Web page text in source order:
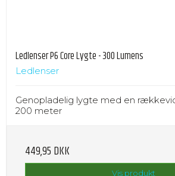
Ledlenser P6 Core Lygte - 300 Lumens
Ledlenser
Genopladelig lygte med en
200 meter
449,95 DKK
Vis produkt